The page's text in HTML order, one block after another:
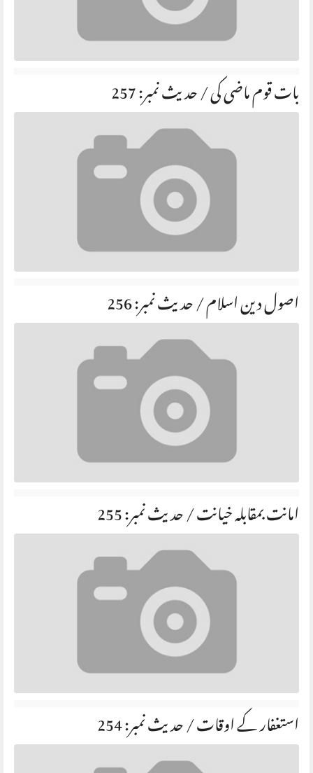
بات قوم ماضی کی / حديث نمبر: 257
اصول دین اسلام / حديث نمبر: 256
امانت بمقابلہ خیانت / حديث نمبر: 255
استغفار کے اوقات / حديث نمبر: 254